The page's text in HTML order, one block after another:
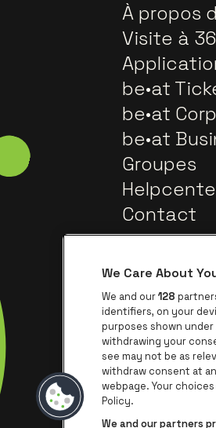
À propos
Visite à
be•at
be•at
be•at
Groupes
Contact
Visitez
We Care About
We and our128
identifiers, on your
purposes shown
withdrawing your
see may not be as
withdraw consent at
webpage. Your
Policy.
We and our partners